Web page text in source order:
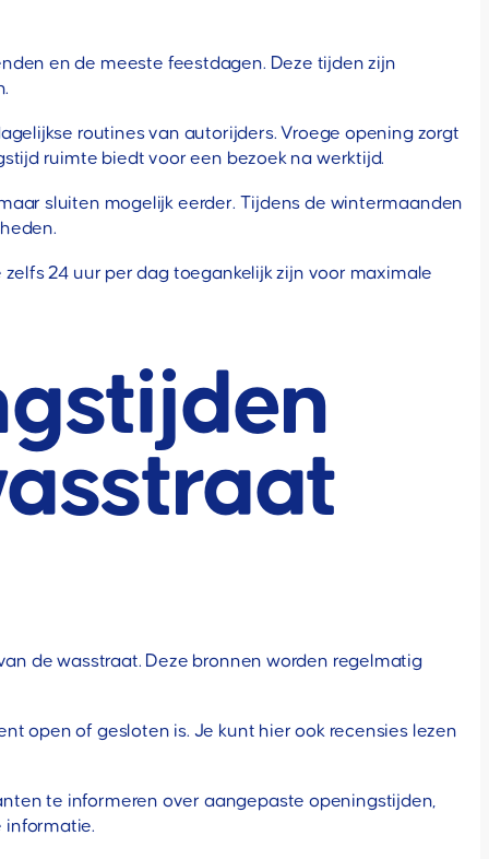
en de meeste feestdagen. Deze tijden zijn
routines van autorijders. Vroege opening zorgt
ruimte biedt voor een bezoek na werktijd.
sluiten mogelijk eerder. Tijdens de wintermaanden
24 uur per dag toegankelijk zijn voor maximale
de wasstraat. Deze bronnen worden regelmatig
open of gesloten is. Je kunt hier ook recensies lezen
te informeren over aangepaste openingstijden,
informatie.